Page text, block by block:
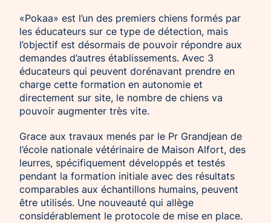
«Pokaa» est l’un des premiers chiens formés par
les éducateurs sur ce type de détection, mais
l’objectif est désormais de pouvoir répondre aux
demandes d’autres établissements. Avec 3
éducateurs qui peuvent dorénavant prendre en
charge cette formation en autonomie et
directement sur site, le nombre de chiens va
pouvoir augmenter très vite.
Grace aux travaux menés par le Pr Grandjean de
l’école nationale vétérinaire de Maison Alfort, des
leurres, spécifiquement développés et testés
pendant la formation initiale avec des résultats
comparables aux échantillons humains, peuvent
être utilisés. Une nouveauté qui allège
considérablement le protocole de mise en place.